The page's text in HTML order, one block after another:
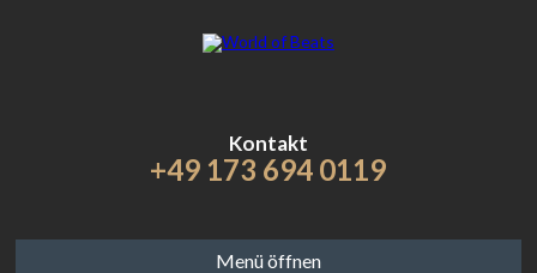
Kontakt
+49 173 694 0119
Menü öffnen